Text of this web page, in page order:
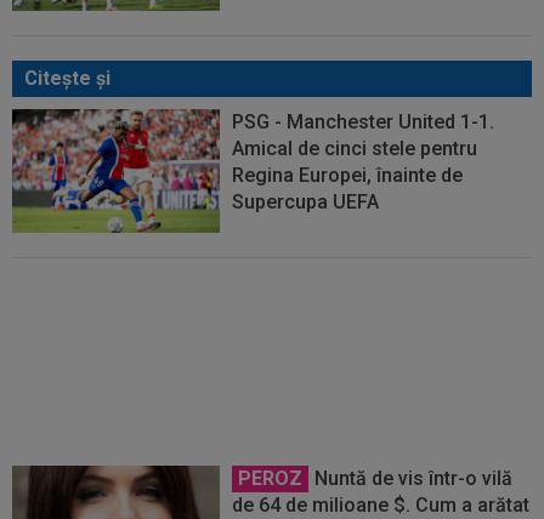
Citeşte şi
PSG - Manchester United 1-1.
Amical de cinci stele pentru
Regina Europei, înainte de
Supercupa UEFA
PEROZ
Nuntă de vis într-o vilă
de 64 de milioane $. Cum a arătat